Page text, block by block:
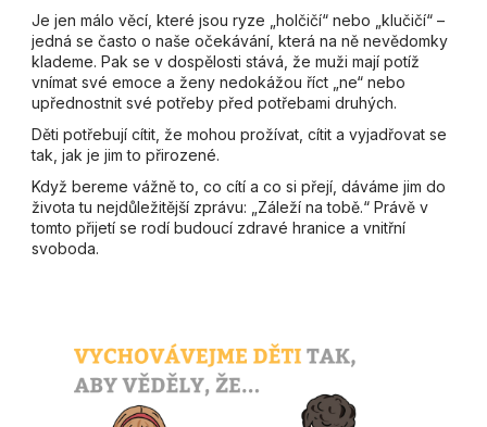
Je jen málo věcí, které jsou ryze „holčičí“ nebo „klučičí“ –
jedná se často o naše očekávání, která na ně nevědomky
klademe. Pak se v dospělosti stává, že muži mají potíž
vnímat své emoce a ženy nedokážou říct „ne“ nebo
upřednostnit své potřeby před potřebami druhých.
Děti potřebují cítit, že mohou prožívat, cítit a vyjadřovat se
tak, jak je jim to přirozené.
Když bereme vážně to, co cítí a co si přejí, dáváme jim do
života tu nejdůležitější zprávu: „Záleží na tobě.“ Právě v
tomto přijetí se rodí budoucí zdravé hranice a vnitřní
svoboda.